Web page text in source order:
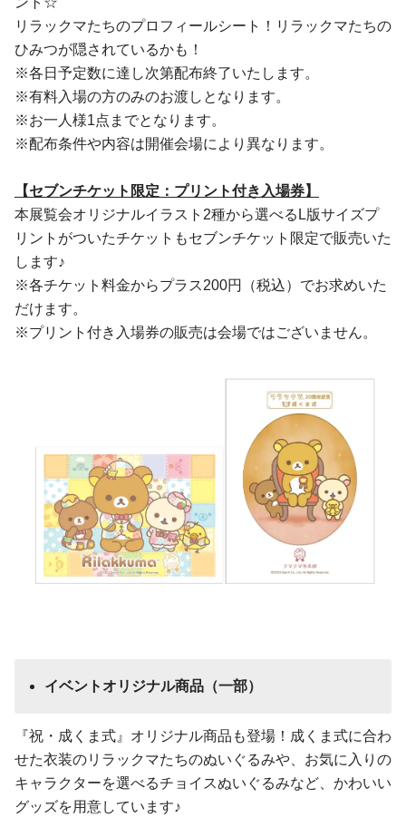
リラックマたちのプロフィールシート！リラックマたちの
ひみつが隠されているかも！
※各日予定数に達し次第配布終了いたします。
※有料入場の方のみのお渡しとなります。
※お一人様1点までとなります。
※配布条件や内容は開催会場により異なります。
【セブンチケット限定：プリント付き入場券】
本展覧会オリジナルイラスト2種から選べるL版サイズプ
リントがついたチケットもセブンチケット限定で販売いた
します♪
※各チケット料金からプラス200円（税込）でお求めいた
だけます。
※プリント付き入場券の販売は会場ではございません。
イベントオリジナル商品（一部）
『祝・成くま式』オリジナル商品も登場！成くま式に合わ
せた衣装のリラックマたちのぬいぐるみや、お気に入りの
キャラクターを選べるチョイスぬいぐるみなど、かわいい
グッズを用意しています♪